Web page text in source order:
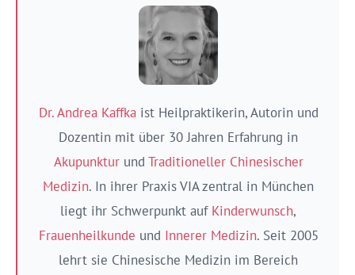
Dr. Andrea Kaffkaist Heilpraktikerin, Autorin und
Dozentin mit über 30 Jahren Erfahrung in
Akupunktur und Traditioneller Chinesischer
Medizin. In ihrer Praxis VIA zentral in München
liegt ihr Schwerpunkt auf Kinderwunsch,
Frauenheilkunde und Innerer Medizin. Seit 2005
lehrt sie Chinesische Medizin im Bereich